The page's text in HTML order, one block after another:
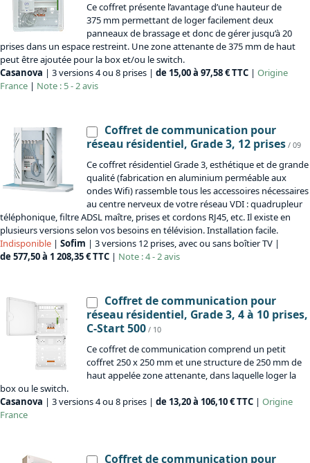
Ce coffret présente l’avantage d’une hauteur de
375 mm permettant de loger facilement deux
panneaux de brassage et donc de gérer jusqu’à 20
prises dans un espace restreint. Une zone attenante de 375 mm de haut
peut être ajoutée pour la box et/ou le switch.
Casanova | 3 versions 4 ou 8 prises | de 15,00 à 97,58 € TTC | Origine
France | Note : 5 - 2 avis
Coffret de communication pour
réseau résidentiel, Grade 3, 12 prises / 09
Ce coffret résidentiel Grade 3, esthétique et de grande
qualité (fabrication en aluminium perméable aux
ondes Wifi) rassemble tous les accessoires nécessaires
au centre nerveux de votre réseau VDI : quadrupleur
téléphonique, filtre ADSL maître, prises et cordons RJ45, etc. Il existe en
plusieurs versions selon vos besoins en télévision. Installation facile.
Indisponible | Sofim | 3 versions 12 prises, avec ou sans boîtier TV |
de 577,50 à 1 208,35 € TTC | Note : 4 - 2 avis
Coffret de communication pour
réseau résidentiel, Grade 3, 4 à 10 prises,
C-Start 500 / 10
Ce coffret de communication comprend un petit
coffret 250 x 250 mm et une structure de 250 mm de
haut appelée zone attenante, dans laquelle loger la
box ou le switch.
Casanova | 3 versions 4 ou 8 prises | de 13,20 à 106,10 € TTC | Origine
France
Coffret de communication pour